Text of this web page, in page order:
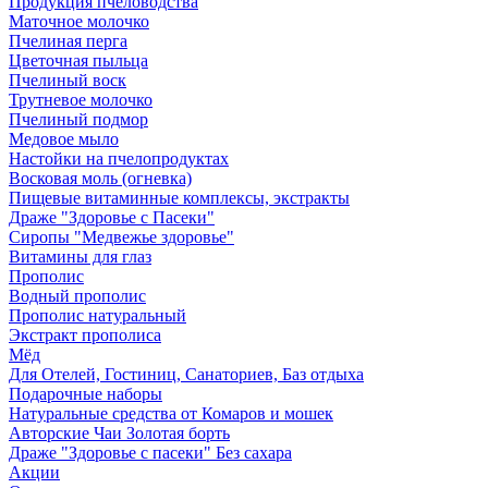
Маточное молочко
Пчелиная перга
Цветочная пыльца
Пчелиный воск
Трутневое молочко
Пчелиный подмор
Медовое мыло
Настойки на пчелопродуктах
Восковая моль (огневка)
Пищевые витаминные комплексы, экстракты
Драже "Здоровье с Пасеки"
Сиропы "Медвежье здоровье"
Витамины для глаз
Прополис
Водный прополис
Прополис натуральный
Экстракт прополиса
Мёд
Для Отелей, Гостиниц, Санаториев, Баз отдыха
Подарочные наборы
Натуральные средства от Комаров и мошек
Авторские Чаи Золотая борть
Драже "Здоровье с пасеки" Без сахара
Акции